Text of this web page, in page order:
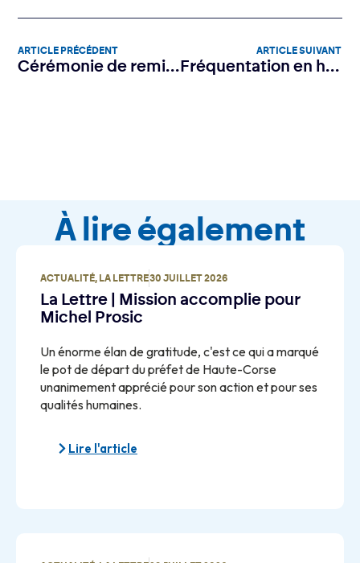
ARTICLE PRÉCÉDENT
Cérémonie de remise des diplômes : Le campus de Borgo en tenue de Gala
ARTICLE SUIVANT
Fréquentation en hausse dans les ports et aéroports corses au cours des cinq dernières années
À lire également
ACTUALITÉ, LA LETTRE30 JUILLET 2026
La Lettre | Mission accomplie pour
Michel Prosic
Un énorme élan de gratitude, c'est ce qui a marqué
le pot de départ du préfet de Haute-Corse
unanimement apprécié pour son action et pour ses
qualités humaines.
Lire l'article